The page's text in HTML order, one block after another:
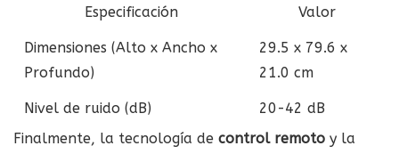
Especificación Valor
Dimensiones (Alto x Ancho x
Profundo)
29.5 x 79.6 x
21.0 cm
Nivel de ruido (dB)
20-42 dB
Finalmente, la tecnología de control remoto y la